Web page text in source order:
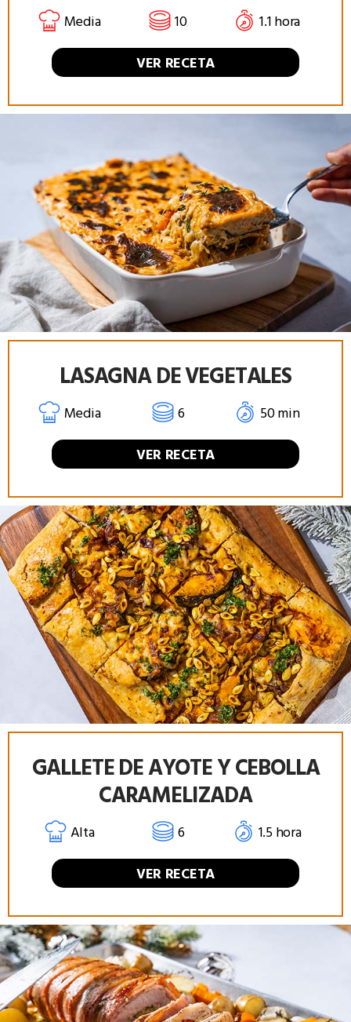
Media 10
1.1 hora
VER RECETA
LASAGNA DE VEGETALES
Media 6
50 min
VER RECETA
GALLETE DE AYOTE Y CEBOLLA
CARAMELIZADA
Alta 6
1.5 hora
VER RECETA